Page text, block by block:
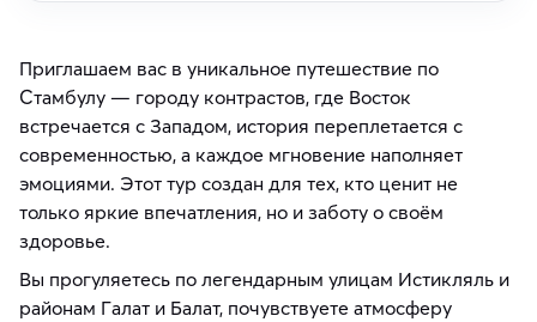
Приглашаем вас в уникальное путешествие по
Стамбулу — городу контрастов, где Восток
встречается с Западом, история переплетается с
современностью, а каждое мгновение наполняет
эмоциями. Этот тур создан для тех, кто ценит не
только яркие впечатления, но и заботу о своём
здоровье.
Вы прогуляетесь по легендарным улицам Истикляль и
районам Галат и Балат, почувствуете атмосферу